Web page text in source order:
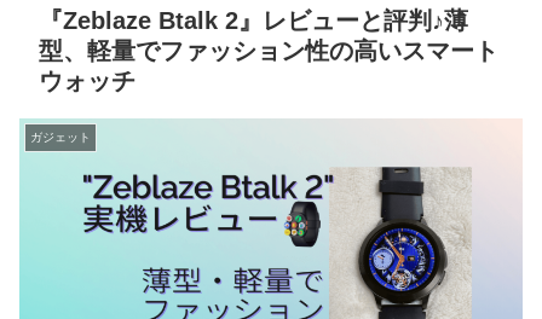
『Zeblaze Btalk 2』レビューと評判♪薄
型、軽量でファッション性の高いスマート
ウォッチ
ガジェット